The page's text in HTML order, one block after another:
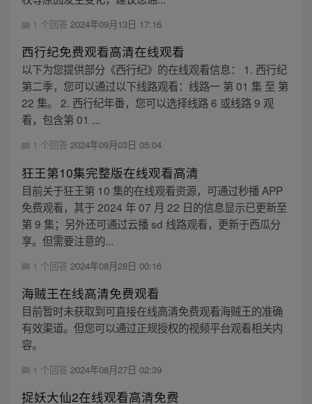
1 个回答 2024年09月13日 17:16
西行纪免费观看高清在线观看
以下为您提供部分《西行纪》的在线观看信息： 1. 西行纪
第二季，您可以通过以下线路观看：线路一 第 01 集 至 第
22 集。 2. 西行纪年番，您可以选择线路 6 或线路 9 观
看，包含第 01 ...
1 个回答 2024年09月03日 05:04
狂王第10集完整版在线观看高清
目前关于狂王第 10 集的在线观看资源，可通过秒播 APP
免费观看，其于 2024 年 07 月 22 日的信息显示已更新至
第 9 集；另外还可通过云播 sd 线路观看，更新于西瓜分
享。但需要注意的...
1 个回答 2024年08月28日 00:16
海贼王在线高清免费观看
目前暂时未获取到可直接在线高清免费观看海贼王的准确
有效渠道。但您可以通过正规授权的视频平台观看相关内
容。
1 个回答 2024年08月27日 02:39
捉妖大仙2在线观看高清免费